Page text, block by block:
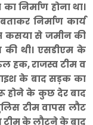
निर्माण होना था।
निर्माण कार्य
कसया से जमीन की
थी। एसडीएम के
हक, राजस्व टीम व
के बाद सड़क का
होने के कुछ देर बाद
टीम वापस लौट
टीम के लौटने के बाद